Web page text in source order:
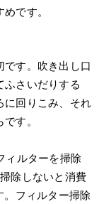
です。
です。吹き出し口
ふさいだりする
に回りこみ、それ
す。
ィルターを掃除
除しないと消費
。フィルター掃除